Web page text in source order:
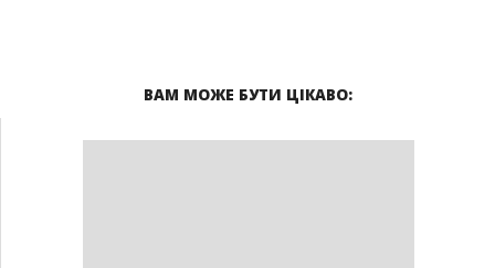
ВАМ МОЖЕ БУТИ ЦІКАВО: